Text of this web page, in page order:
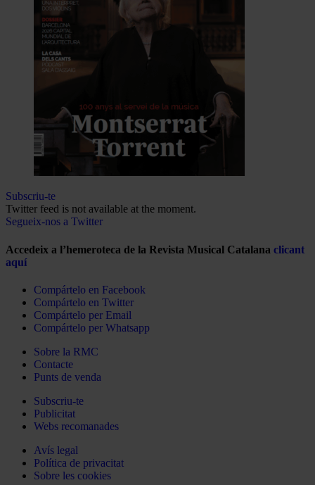
Subscriu-te
Twitter feed is not available at the moment.
Segueix-nos a Twitter
Accedeix a l’hemeroteca de la Revista Musical Catalana clicant
aquí
Compártelo en Facebook
Compártelo en Twitter
Compártelo per Email
Compártelo per Whatsapp
Sobre la RMC
Contacte
Punts de venda
Subscriu-te
Publicitat
Webs recomanades
Avís legal
Política de privacitat
Sobre les cookies